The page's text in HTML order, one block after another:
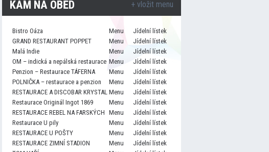
KAM NA OBĚD + vložit menu
Bistro Oáza Menu
Jídelní lístek
GRAND RESTAURANT POPPET
Menu
Jídelní lístek
Malá Indie
Menu
Jídelní lístek
OM – indická a nepálská restaurace Menu
Jídelní lístek
Penzion – Restaurace TÁFERNA
Menu
Jídelní lístek
POLNIČKA – restaurace a penzion
Menu
Jídelní lístek
RESTAURACE A DISCOBAR KRYSTAL Menu
Jídelní lístek
Restaurace Originál Ingot 1869
Menu
Jídelní lístek
RESTAURACE REBEL NA FARSKÝCH Menu
Jídelní lístek
Restaurace U pily
Menu
Jídelní lístek
RESTAURACE U POŠTY
Menu
Jídelní lístek
RESTAURACE ZIMNÍ STADION
Menu
Jídelní lístek